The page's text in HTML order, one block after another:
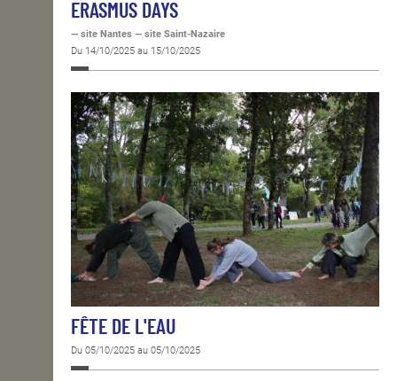
ERASMUS DAYS
— site Nantes — site Saint-Nazaire
Du 14/10/2025 au 15/10/2025
FÊTE DE L'EAU
Du 05/10/2025 au 05/10/2025